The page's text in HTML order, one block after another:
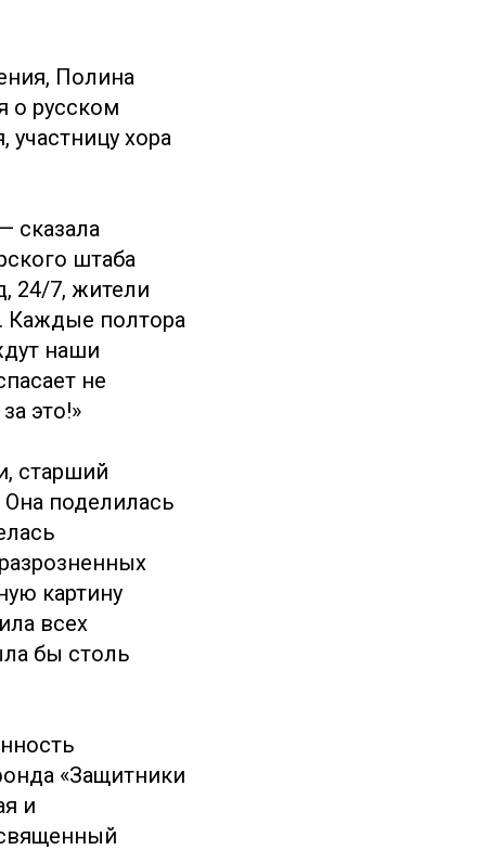
Полина
о русском
участницу хора
сказала
штаба
24/7, жители
Каждые полтора
наши
не
это!»
старший
Она поделилась
картину
всех
бы столь
«Защитники
и